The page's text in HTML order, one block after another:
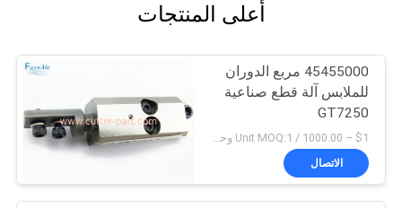
أعلى المنتجات
45455000 مربع الدوران
للملابس آلة قطع صناعية
GT7250
الاتصال